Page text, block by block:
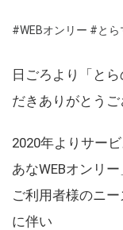
#WEBオンリー #とら
日ごろより「と
だきありがとうご
2020年よりサー
あなWEBオンリ
ご利用者様のニ
に伴い